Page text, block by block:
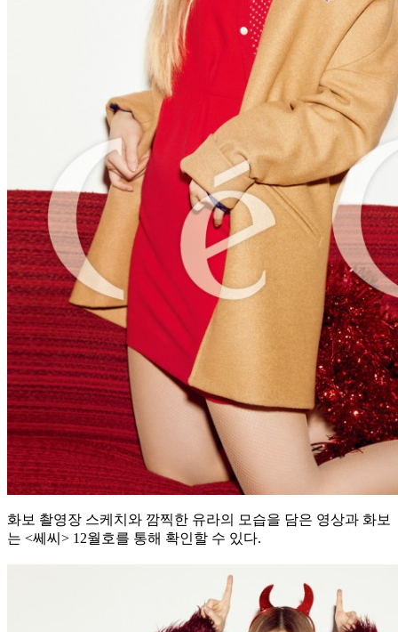
화보 촬영장 스케치와 깜찍한 유라의 모습을 담은 영상과 화보
는 <쎄씨> 12월호를 통해 확인할 수 있다.